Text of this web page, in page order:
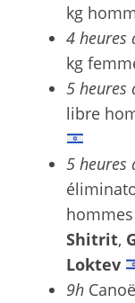
kg
4 heures
kg
5 heures
libre
5 heures
Shitrit,
Loktev
9h